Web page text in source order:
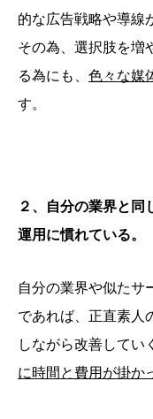
的な広告戦略や導線
その為、選択肢を増
る為にも、 色々な媒
す。
２、自分の業界と同
運用に慣れている。
自分の業界や似たサ
であれば、正直素人
しながら改善してい
に時間と費用が掛か